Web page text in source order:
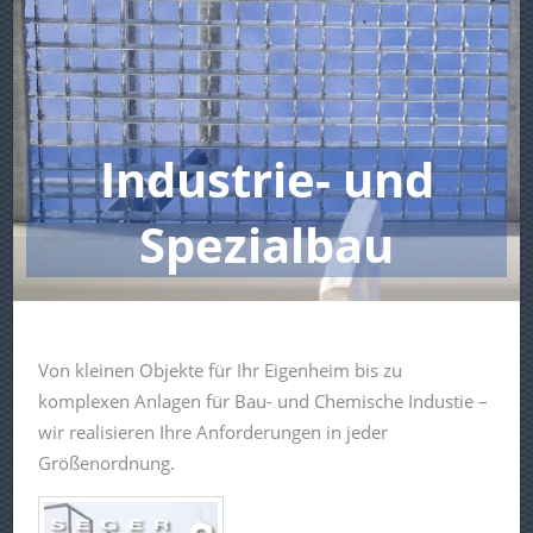
Industrie- und
Spezialbau
Von kleinen Objekte für Ihr Eigenheim bis zu
komplexen Anlagen für Bau- und Chemische Industie –
wir realisieren Ihre Anforderungen in jeder
Größenordnung.